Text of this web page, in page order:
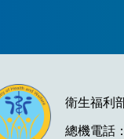
衛生福利
總機電話